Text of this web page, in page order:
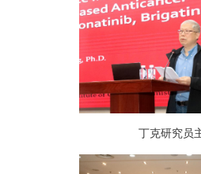
丁克研究员